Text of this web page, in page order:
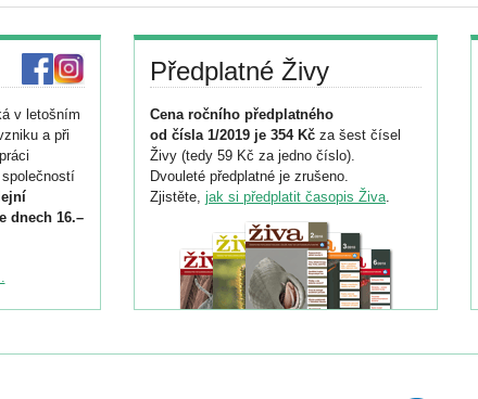
v letošním
a při
dnech 16.–
Předplatné Živy
Cena ročního předplatného
od čísla 1/2019 je 354 Kč za šest čísel
Živy (tedy 59 Kč za jedno číslo).
Dvouleté předplatné je zrušeno.
Zjistěte, jak si předplatit časopis Živa.